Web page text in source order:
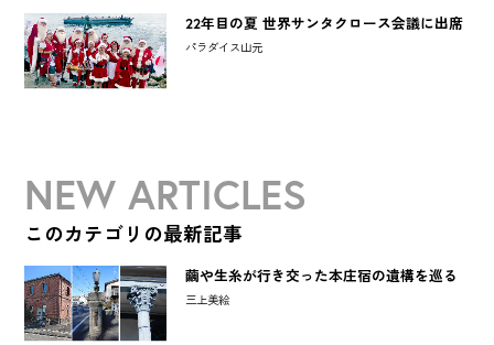
22年目の夏 世界サンタクロース会議に出席
パラダイス山元
NEW ARTICLES
このカテゴリの最新記事
繭や生糸が行き交った本庄宿の遺構を巡る
三上美絵